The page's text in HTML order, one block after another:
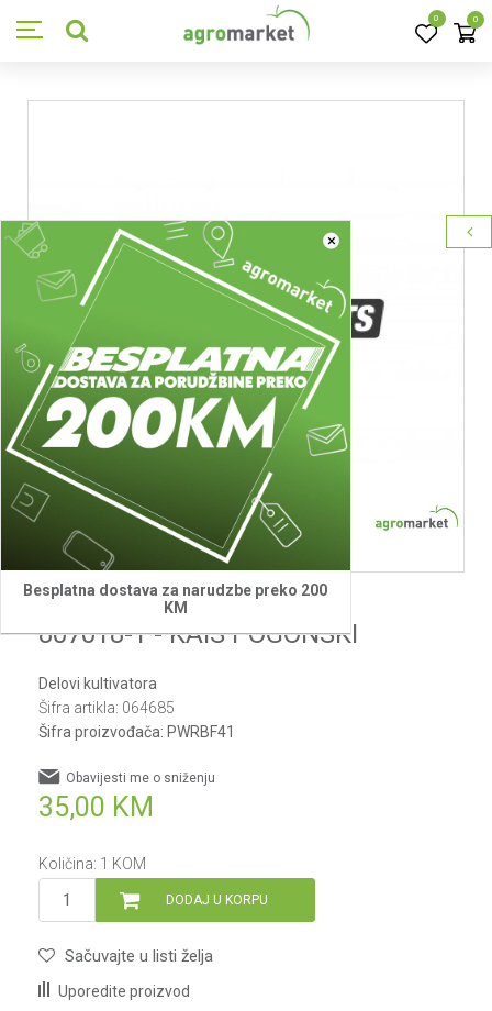
0 0
×
Besplatna dostava za narudzbe preko 200
KM
Villager
807018-1 - KAIS POGONSKI
Delovi kultivatora
Šifra artikla: 064685
Šifra proizvođača: PWRBF41
35,00 KM
Obavijesti me o sniženju
Količina: 1 KOM
DODAJ U KORPU
Sačuvajte u listi želja
Uporedite proizvod